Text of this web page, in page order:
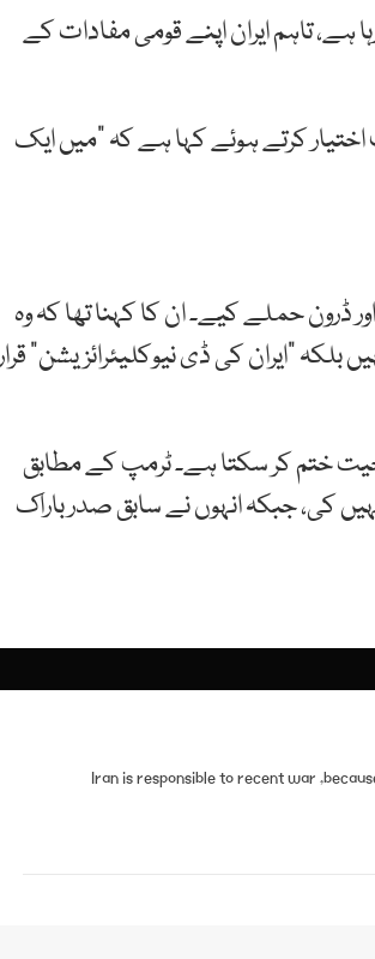
ہے، تاہم ایران اپنے قومی مفادات کے
کرتے ہوئے کہا ہے کہ “میں ایک
ڈرون حملے کیے۔ ان کا کہنا تھا کہ وہ
“ایران کی ڈی نیوکلیئرائزیشن”
ختم کر سکتا ہے۔ ٹرمپ کے مطابق
نہیں کی، جبکہ انہوں نے سابق صدر باراک
Iran is responsible to recent war